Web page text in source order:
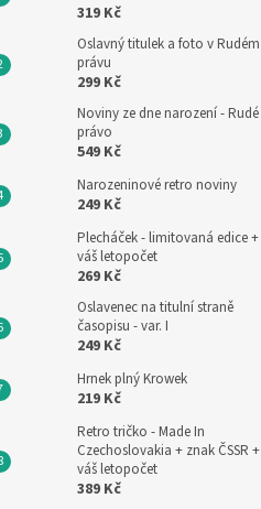
319 Kč
Oslavný titulek a foto v Rudém
právu
299 Kč
Noviny ze dne narození - Rudé
právo
549 Kč
Narozeninové retro noviny
249 Kč
Plecháček - limitovaná edice +
váš letopočet
269 Kč
Oslavenec na titulní straně
časopisu - var. I
249 Kč
Hrnek plný Krowek
219 Kč
Retro tričko - Made In
Czechoslovakia + znak ČSSR +
váš letopočet
389 Kč